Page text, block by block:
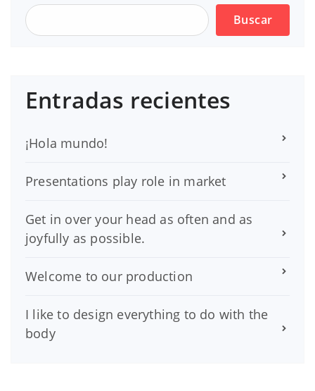
Buscar
Entradas recientes
¡Hola mundo!
Presentations play role in market
Get in over your head as often and as
joyfully as possible.
Welcome to our production
I like to design everything to do with the
body